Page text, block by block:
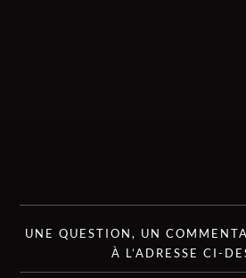
UNE QUESTION, UN
À L’ADRESSE CI-